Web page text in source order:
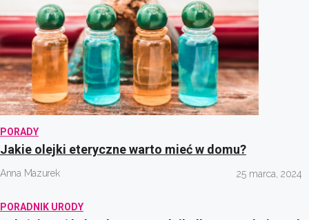
PORADY
Jakie olejki eteryczne warto mieć w domu?
Anna Mazurek 25 marca, 2024
PORADNIK URODY